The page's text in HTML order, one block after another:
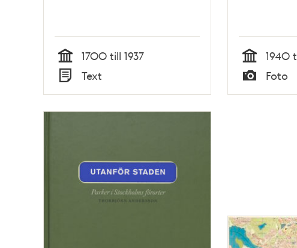
Tid
1700 till 1937
Typ
Text Tid
1940
Typ
Foto